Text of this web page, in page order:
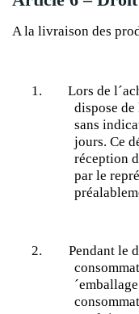
A la livraison des
1.
Lors de
dispose
sans
jours. Ce
réception
par le
2.
Pendant le